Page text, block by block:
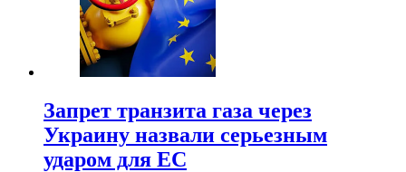
Запрет транзита газа через
Украину назвали серьезным
ударом для ЕС